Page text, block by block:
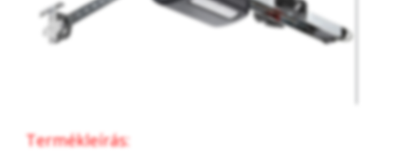
Termékleírás: